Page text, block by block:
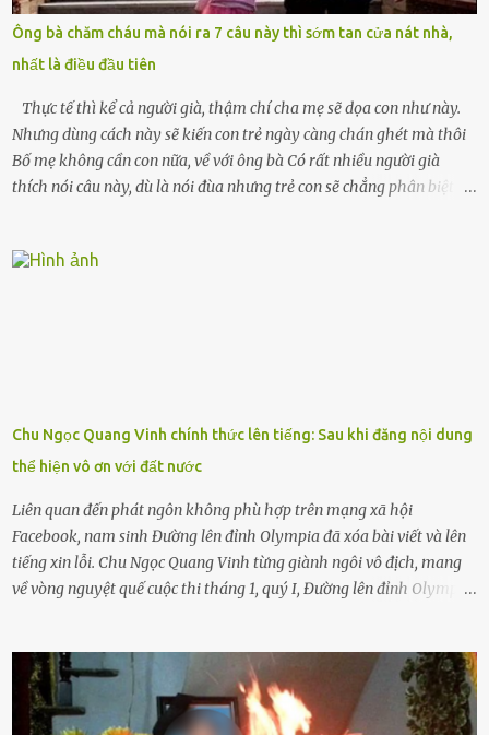
bận rộn với gia đình riêng của họ. Tôi đã từng đặt cược cả thanh
xuân vào người chồng ấy – và giờ, tôi chỉ còn lại chính mình. Tôi lên
chiếc xe buýt cuối ngày, trốn chạy khỏi thành phố và nỗi đau. Tôi v...
Ông bà chăm cháu mà nói ra 7 câu này thì sớm tan cửa nát nhà,
nhất là điều đầu tiên
Thực tế thì kể cả người già, thậm chí cha mẹ sẽ dọa con như này.
Nhưng dùng cách này sẽ kiến con trẻ ngày càng chán ghét mà thôi
Bố mẹ không cần con nữa, về với ông bà Có rất nhiều người già
thích nói câu này, dù là nói đùa nhưng trẻ con sẽ chẳng phân biệt
khuyên nhủ con thật cẩn thận. Nếu cháu không nghe lời, cảnh sát
để được giúp đỡ thì có thể sẽ bỏ lỡ cơ hội và gặp nguy hiểm. Trẻ con
có biết gì đâu Nhiều người cứ coi trẻ còn nhỏ nên dù có phạm sai
lầm, thì họ cũng không trách mắng. Nhưng nếu người lớn tuổi
không dạy con cẩn...
Chu Ngọc Quang Vinh chính thức lên tiếng: Sau khi đăng nội dung
thể hiện vô ơn với đất nước
Liên quan đến phát ngôn không phù hợp trên mạng xã hội
Facebook, nam sinh Đường lên đỉnh Olympia đã xóa bài viết và lên
tiếng xin lỗi. Chu Ngọc Quang Vinh từng giành ngôi vô địch, mang
về vòng nguyệt quế cuộc thi tháng 1, quý I, Đường lên đỉnh Olympia.
chưa phù hợp, gây xôn xao, bức xúc trong dư luận. Ngay sau đó,
Trường THPT Chuyên Nguyễn Tất Thành báo cáo xác nhận tài
khoản Chu Vinh là của học sinh Chu Ngọc Quang Vinh, lớp 12 Anh